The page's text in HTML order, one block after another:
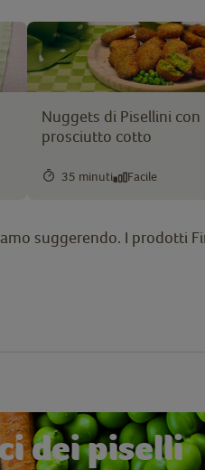
Nuggets di Pisellini con
prosciutto cotto
35 minuti Facile
suggerendo. I prodotti
dei piselli